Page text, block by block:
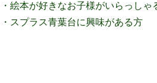
・絵本が好きなお子様がいらっしゃ
・スプラス青葉台に興味がある方